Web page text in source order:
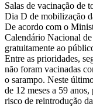
Salas de vacinação de
Dia D de mobilização
De acordo com o
Calendário Nacional
gratuitamente ao
Entre as prioridades,
não foram vacinadas
o sarampo. Neste
de 12 meses a 59
risco de reintrodução